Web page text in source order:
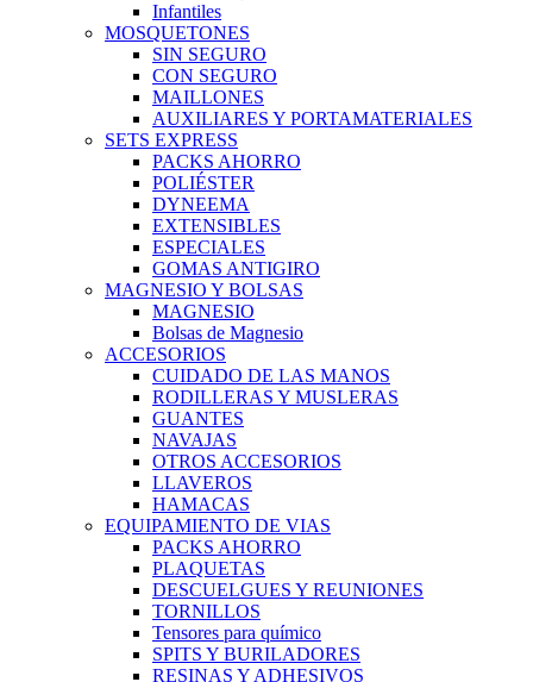
Infantiles
MOSQUETONES
SIN SEGURO
CON SEGURO
MAILLONES
AUXILIARES Y PORTAMATERIALES
SETS EXPRESS
PACKS AHORRO
POLIÉSTER
DYNEEMA
EXTENSIBLES
ESPECIALES
GOMAS ANTIGIRO
MAGNESIO Y BOLSAS
MAGNESIO
Bolsas de Magnesio
ACCESORIOS
CUIDADO DE LAS MANOS
RODILLERAS Y MUSLERAS
GUANTES
NAVAJAS
OTROS ACCESORIOS
LLAVEROS
HAMACAS
EQUIPAMIENTO DE VIAS
PACKS AHORRO
PLAQUETAS
DESCUELGUES Y REUNIONES
TORNILLOS
Tensores para químico
SPITS Y BURILADORES
RESINAS Y ADHESIVOS